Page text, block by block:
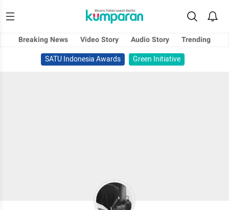
Breaking News Video Story Audio Story
Trending
SATU Indonesia Awards
Green Initiative